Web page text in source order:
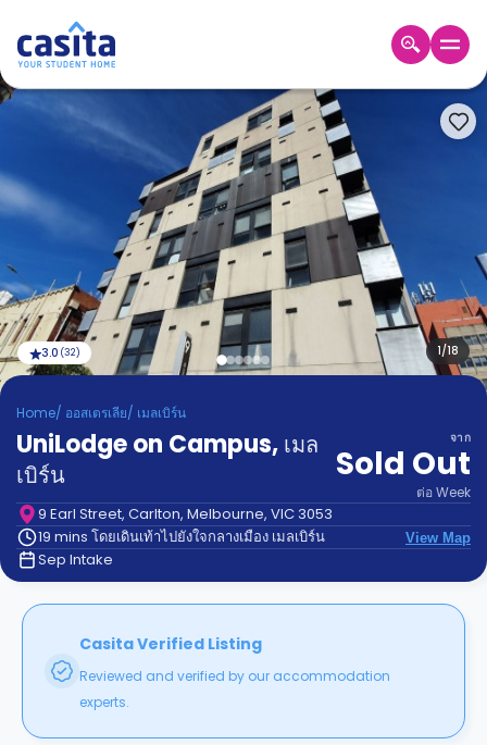
Home
Booking
Accommodation
Blog
Refer
And
Earn
Become
Partner
Help
and
Support
Phone
Contact
us
How
It
FAQs
1/18
3.0 (32)
Home/ ออสเตรเลีย/ เมลเบิร์น
UniLodge on Campus, เมล
เบิร์น
จาก
Sold Out
ต่อ Week
9 Earl Street, Carlton, Melbourne, VIC 3053
19 mins โดยเดินเท้าไปยังใจกลางเมือง เมลเบิร์น
View Map
Sep Intake
Casita Verified Listing
Reviewed and verified by our accommodation
experts.